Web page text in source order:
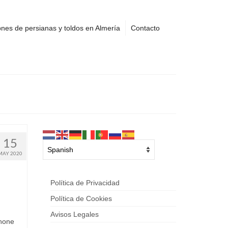
de persianas y toldos en Almería Contacto
15
2020
Política de Privacidad
Política de Cookies
Avisos Legales